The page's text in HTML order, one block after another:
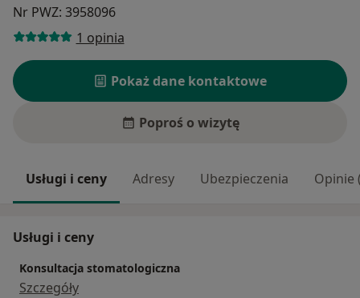
Nr PWZ: 3958096
1 opinia
Pokaż dane kontaktowe
Poproś o wizytę
Usługi i ceny Adresy Ubezpieczenia Opinie
Usługi i ceny
Konsultacja stomatologiczna
Szczegóły